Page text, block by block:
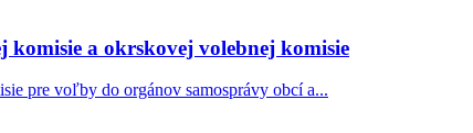
komisie a okrskovej volebnej komisie
pre voľby do orgánov samosprávy obcí a...